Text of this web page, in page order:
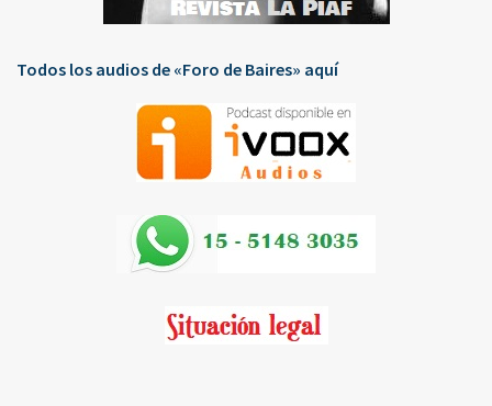
Todos los audios de «Foro de Baires» aquí